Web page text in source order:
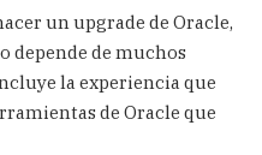
un upgrade de Oracle,
depende de muchos
la experiencia que
de Oracle que